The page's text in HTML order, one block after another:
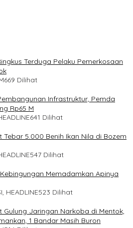
Terduga Pelaku Pemerkosaan
669 Dilihat
Infrastruktur, Pemda
Rp65 M
641 Dilihat
Tebar 5.000 Benih Ikan Nila di Bozem
547 Dilihat
Memadamkan Apinya
HEADLINE523 Dilihat
Gulung Jaringan Narkoba di Mentok,
1 Bandar Masih Buron